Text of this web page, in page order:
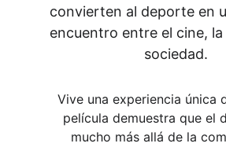
convierten al deporte en
encuentro entre el cine,
sociedad.
Vive una experiencia única
película demuestra que el
mucho más allá de la